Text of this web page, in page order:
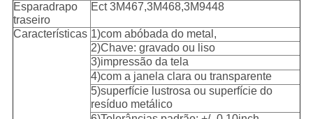
Esparadrapo
traseiro
Ect 3M467,3M468,3M9448
Características 1)com abóbada do metal,
2)Chave: gravado ou liso
3)impressão da tela
4)com a janela clara ou transparente
5)superfície lustrosa ou superfície do
resíduo metálico